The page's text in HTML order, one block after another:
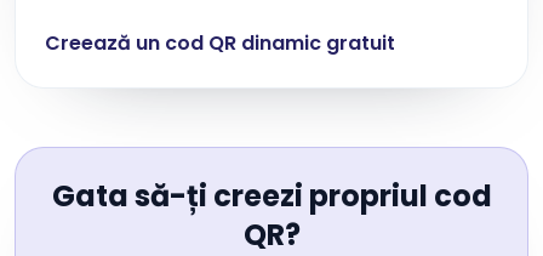
Creează un cod QR dinamic gratuit
Gata să-ți creezi propriul cod
QR?